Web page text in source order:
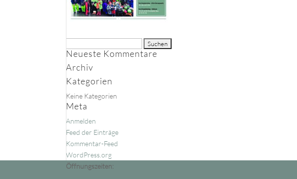
nach:
Neueste Kommentare
Archiv
Kategorien
Keine Kategorien
Meta
Anmelden
Feed der Einträge
Kommentar-Feed
WordPress.org
Öffnungszeiten: